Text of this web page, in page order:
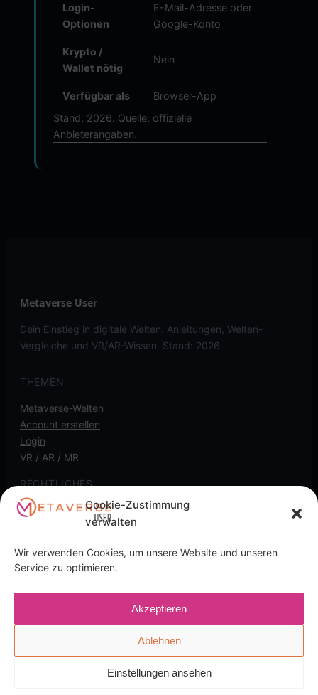
Cookie-Zustimmung
verwalten
Wir verwenden Cookies, um unsere Website und unseren
Service zu optimieren.
Akzeptieren
Ablehnen
Einstellungen ansehen
Login-
Optionen
E-Mail-Adresse oder
Google-Konto
Krypto /
Wallet nötig
Nein
Verfügbar als
Browser-App
Stand: 2026. Quelle: offizielle
Anbieterangaben.
Metaverse User
Dein Einstieg in digitale Welten. Anleitungen, Welten-
Vergleiche und VR/AR-Wissen. Stand: 2026.
THEMEN
Metaverse-Welten
Account erstellen
Login
VR / AR / MR
RECHTLICHES
Kontakt
Cookie-Richtlinie
Transparenz-Hinweis: Diese Seite kann
Affiliate-/Partnerlinks enthalten. Wenn du darüber kaufst,
kann eine Provision anfallen, für dich ohne Mehrkosten.